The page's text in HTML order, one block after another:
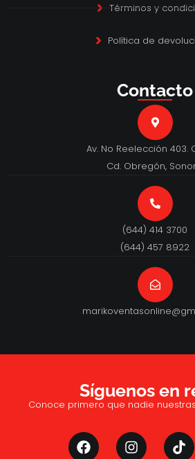
Términos y
Política de
Contacto
Av. No Reelección 403.
Cd. Obregón,
(644) 414 3700
(644) 457 8922
Síguenos en
Conoce primero que nadie